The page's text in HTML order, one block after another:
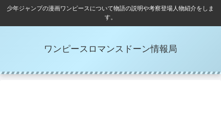
少年ジャンプの漫画ワンピースについて物語の説明や考察登場人物紹介をしま
す。
ワンピースロマンスドーン情報局